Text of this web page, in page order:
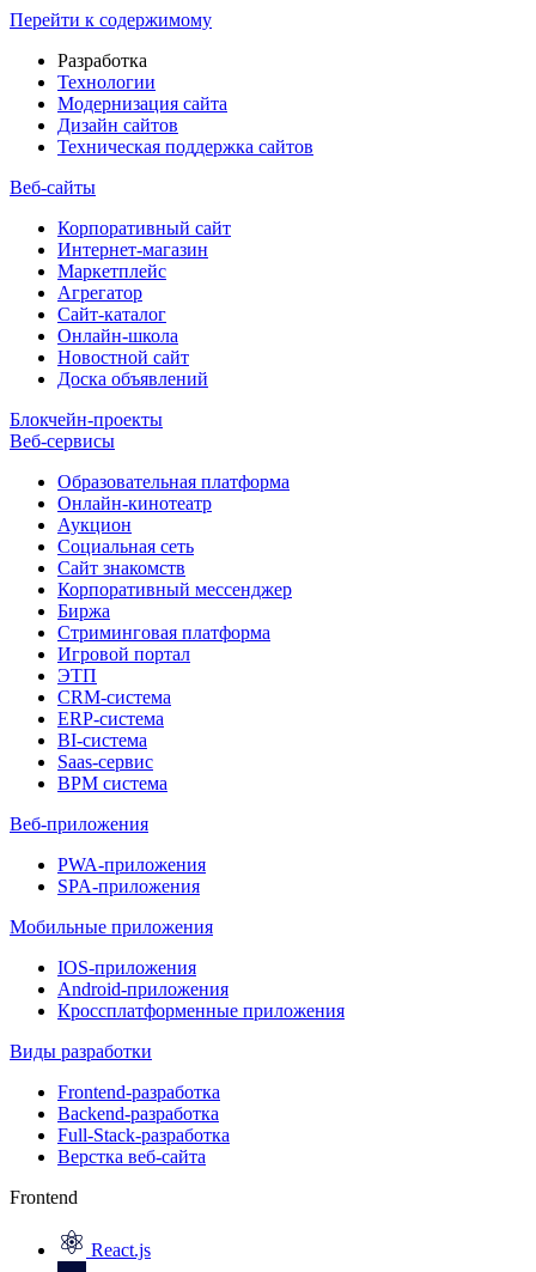
Перейти к содержимому
Разработка
Технологии
Модернизация сайта
Дизайн сайтов
Техническая поддержка сайтов
Веб-сайты
Корпоративный сайт
Интернет-магазин
Маркетплейс
Агрегатор
Сайт-каталог
Онлайн-школа
Новостной сайт
Доска объявлений
Блокчейн-проекты
Веб-сервисы
Образовательная платформа
Онлайн-кинотеатр
Аукцион
Социальная сеть
Сайт знакомств
Корпоративный мессенджер
Биржа
Стриминговая платформа
Игровой портал
ЭТП
CRM-система
ERP-система
BI-система
Saas-сервис
BPM система
Веб-приложения
PWA-приложения
SPA-приложения
Мобильные приложения
IOS-приложения
Android-приложения
Кроссплатформенные приложения
Виды разработки
Frontend-разработка
Backend-разработка
Full-Stack-разработка
Верстка веб-сайта
Frontend
React.js